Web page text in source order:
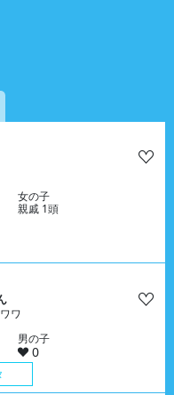
女の子
親戚 1頭
ワ
男の子
0